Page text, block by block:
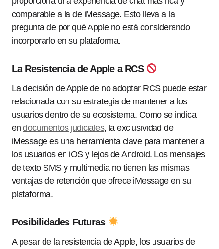
comparable a la de iMessage. Esto lleva a la
pregunta de por qué Apple no está considerando
incorporarlo en su plataforma.
La Resistencia de Apple a RCS
La decisión de Apple de no adoptar RCS puede estar
relacionada con su estrategia de mantener a los
usuarios dentro de su ecosistema. Como se indica
endocumentos judiciales, la exclusividad de
iMessage es una herramienta clave para mantener a
los usuarios en iOS y lejos de Android. Los mensajes
de texto SMS y multimedia no tienen las mismas
ventajas de retención que ofrece iMessage en su
plataforma.
Posibilidades Futuras
A pesar de la resistencia de Apple, los usuarios de